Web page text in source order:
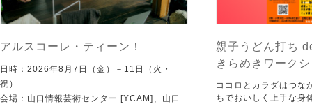
アルスコーレ・ティーン！
日時：2026年8月7日（金）－11日（火・
祝）
会場：山口情報芸術センター [YCAM]、山口
親子うどん打ち
きらめきワーク
ココロとカラダはつな
ちでおいしく上手な身